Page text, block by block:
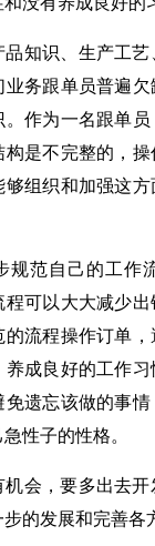
品知识、生产工
业务跟单员普遍
。作为一名跟单
构是不完整的，
够组织和加强这
规范自己的工作
程可以大大减少
的流程操作订单
养成良好的工作
免遗忘该做的事
性子的性格。
机会，要多出去
的发展和完善各